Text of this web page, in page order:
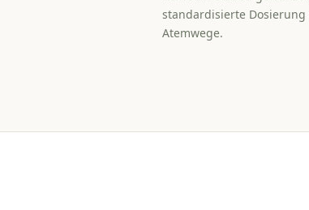
standardisierte
Atemwege.